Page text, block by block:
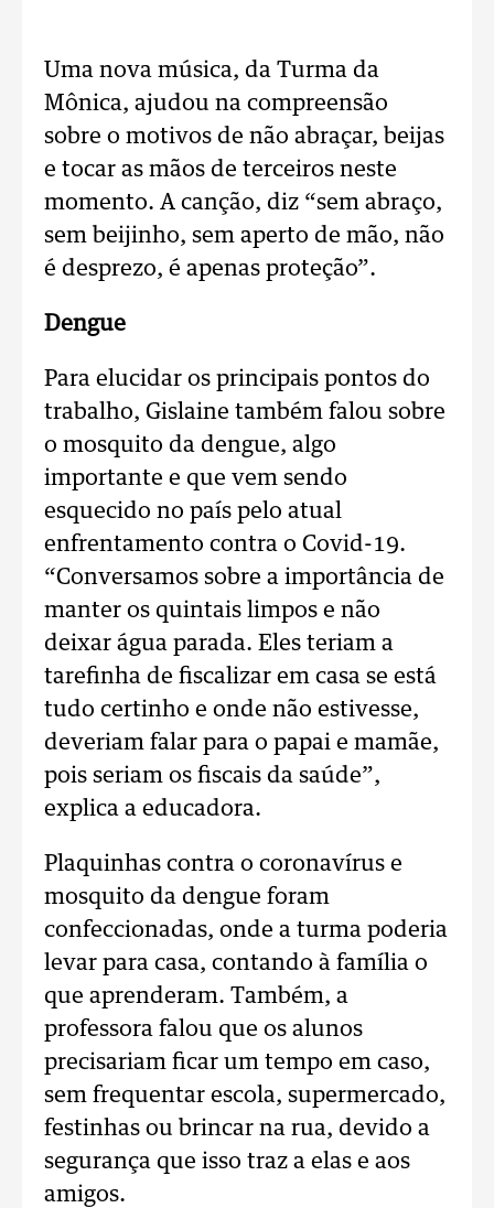
Uma nova música, da Turma da
Mônica, ajudou na compreensão
sobre o motivos de não abraçar, beijas
e tocar as mãos de terceiros neste
momento. A canção, diz “sem abraço,
sem beijinho, sem aperto de mão, não
é desprezo, é apenas proteção”.
Dengue
Para elucidar os principais pontos do
trabalho, Gislaine também falou sobre
o mosquito da dengue, algo
importante e que vem sendo
esquecido no país pelo atual
enfrentamento contra o Covid-19.
“Conversamos sobre a importância de
manter os quintais limpos e não
deixar água parada. Eles teriam a
tarefinha de fiscalizar em casa se está
tudo certinho e onde não estivesse,
deveriam falar para o papai e mamãe,
pois seriam os fiscais da saúde”,
explica a educadora.
Plaquinhas contra o coronavírus e
mosquito da dengue foram
confeccionadas, onde a turma poderia
levar para casa, contando à família o
que aprenderam. Também, a
professora falou que os alunos
precisariam ficar um tempo em caso,
sem frequentar escola, supermercado,
festinhas ou brincar na rua, devido a
segurança que isso traz a elas e aos
amigos.